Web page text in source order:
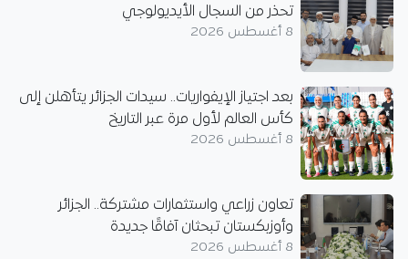
تحذر من السجال الأيديولوجي
8 أغسطس 2026
بعد اجتياز الإيفواريات.. سيدات الجزائر يتأهلن إلى
كأس العالم لأول مرة عبر التاريخ
8 أغسطس 2026
تعاون زراعي واستثمارات مشتركة.. الجزائر
وأوزبكستان تبحثان آفاقًا جديدة
8 أغسطس 2026